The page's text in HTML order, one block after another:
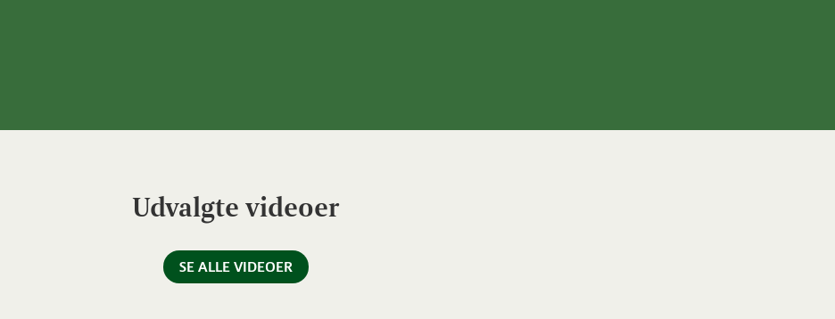
Udvalgte videoer
SE ALLE VIDEOER